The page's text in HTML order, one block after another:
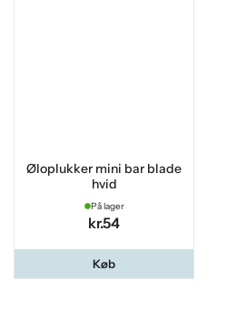
Øloplukker mini bar blade
hvid
På lager
kr.54
Køb